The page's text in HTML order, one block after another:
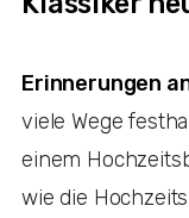
Erinnerungen
viele Wege
einem
wie die